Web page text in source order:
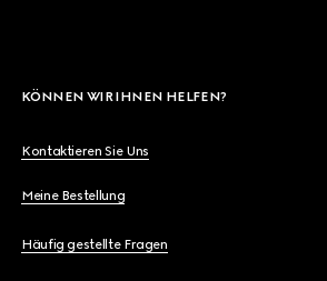
KÖNNEN WIR IHNEN HELFEN?
Kontaktieren Sie Uns
Meine Bestellung
Häufig gestellte Fragen